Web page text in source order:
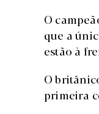
O
que a
estão à
O
primeira